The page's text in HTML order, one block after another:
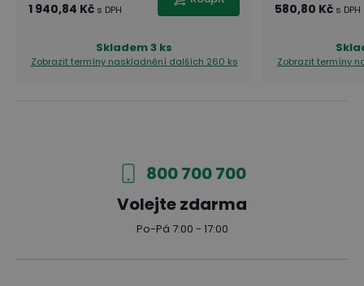
1 940,84 Kč s DPH
Skladem3 ks
Zobrazit termíny naskladnění dalších 260 ks
580,80 Kč s DPH
Zobrazit termíny
800 700 700
Volejte zdarma
Po-Pá 7:00 - 17:00